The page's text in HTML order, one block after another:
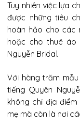
Tuy nhiên việc lựa
được những tiêu
hoàn hảo cho các
hoặc cho thuê áo
Nguyễn Bridal.
Với hàng trăm
tiếng Quyên
không chỉ địa
mẹ mà còn là nơi